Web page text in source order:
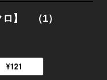
ロ】 （1）
¥121